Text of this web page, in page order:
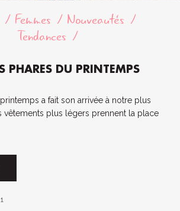
Femmes
Nouveautés
Tendances
PHARES DU PRINTEMPS
a fait son arrivée à notre plus
vêtements plus légers prennent la place